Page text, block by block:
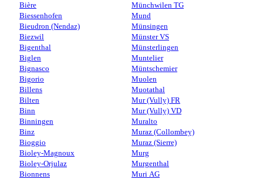
Bière
Biessenhofen
Bieudron (Nendaz)
Biezwil
Bigenthal
Biglen
Bignasco
Bigorio
Billens
Bilten
Binn
Binningen
Binz
Bioggio
Bioley-Magnoux
Bioley-Orjulaz
Bionnens
Münchwilen TG
Mund
Münsingen
Münster VS
Münsterlingen
Muntelier
Müntschemier
Muolen
Muotathal
Mur (Vully) FR
Mur (Vully) VD
Muralto
Muraz (Collombey)
Muraz (Sierre)
Murg
Murgenthal
Muri AG